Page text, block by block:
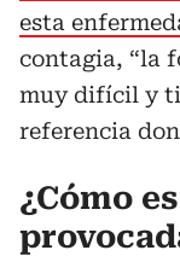
esta
contagia, “la
muy difícil y
referencia
¿Cómo